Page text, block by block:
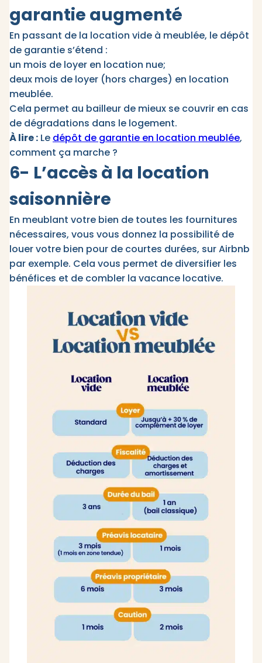
garantie augmenté
En passant de la location vide à meublée, le dépôt
de garantie s’étend :
un mois de loyer en location nue;
deux mois de loyer (hors charges) en location
meublée.
Cela permet au bailleur de mieux se couvrir en cas
de dégradations dans le logement.
À lire : Le dépôt de garantie en location meublée,
comment ça marche ?
6- L’accès à la location
saisonnière
En meublant votre bien de toutes les fournitures
nécessaires, vous vous donnez la possibilité de
louer votre bien pour de courtes durées, sur Airbnb
par exemple. Cela vous permet de diversifier les
bénéfices et de combler la vacance locative.